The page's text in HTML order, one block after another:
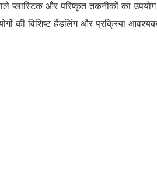
प्लास्टिक और परिष्कृत तकनीकों का
की विशिष्ट हैंडलिंग और प्रक्रिया